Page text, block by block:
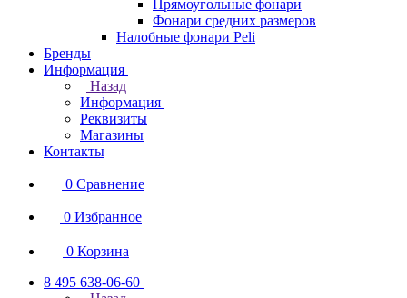
Прямоугольные фонари
Фонари средних размеров
Налобные фонари Peli
Бренды
Информация
Назад
Информация
Реквизиты
Магазины
Контакты
0 Сравнение
0 Избранное
0 Корзина
8 495 638-06-60